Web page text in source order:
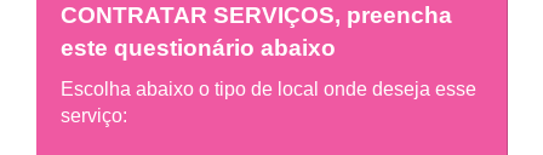
CONTRATAR SERVIÇOS, preencha
este questionário abaixo
Escolha abaixo o tipo de local onde deseja esse
serviço: